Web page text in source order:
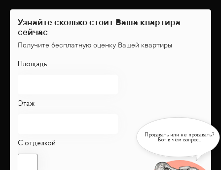
Узнайте сколько стоит Ваша квартира
сейчас
Получите бесплатную оценку Вашей квартиры
Площадь
Этаж
С отделкой